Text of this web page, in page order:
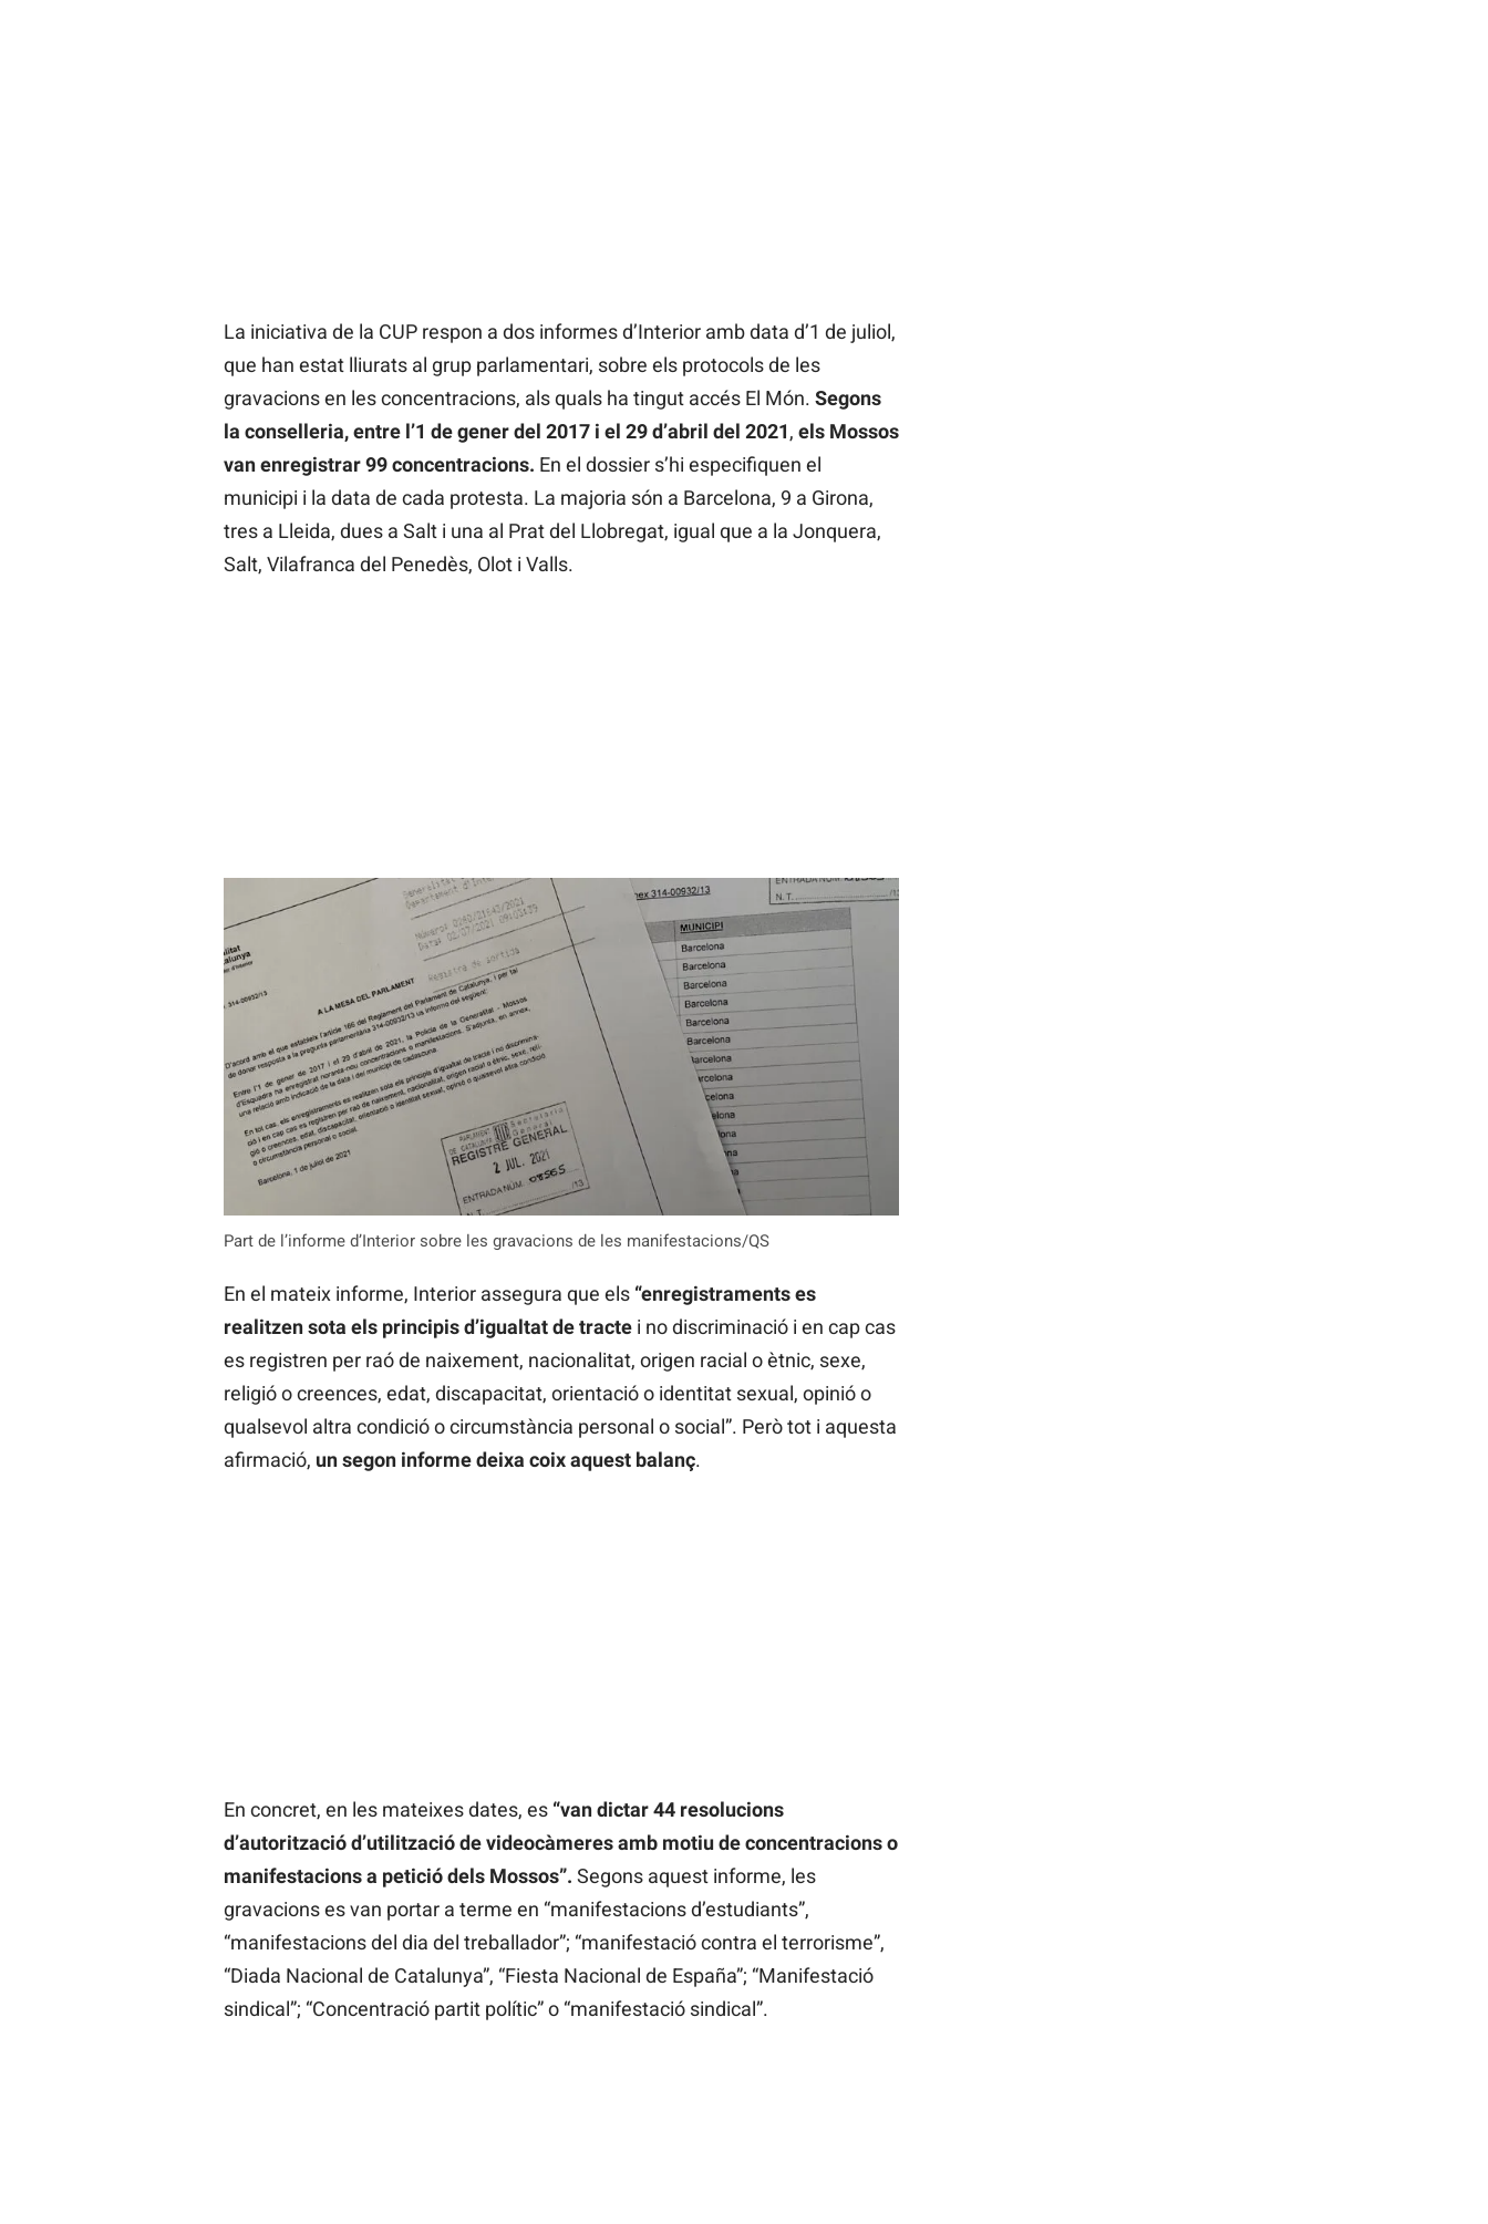
La iniciativa de la CUP respon a dos informes d’Interior amb data d’1 de juliol,
que han estat lliurats al grup parlamentari, sobre els protocols de les
gravacions en les concentracions, als quals ha tingut accés El Món. Segons
la conselleria, entre l’1 de gener del 2017 i el 29 d’abril del 2021, els Mossos
van enregistrar 99 concentracions. En el dossier s’hi especifiquen el
municipi i la data de cada protesta. La majoria són a Barcelona, 9 a Girona,
tres a Lleida, dues a Salt i una al Prat del Llobregat, igual que a la Jonquera,
Salt, Vilafranca del Penedès, Olot i Valls.
Part de l’informe d’Interior sobre les gravacions de les manifestacions/QS
En el mateix informe, Interior assegura que els“enregistraments es
realitzen sota els principis d’igualtat de tractei no discriminació i en cap cas
es registren per raó de naixement, nacionalitat, origen racial o ètnic, sexe,
religió o creences, edat, discapacitat, orientació o identitat sexual, opinió o
qualsevol altra condició o circumstància personal o social”. Però tot i aquesta
afirmació, un segon informe deixa coix aquest balanç.
En concret, en les mateixes dates, es “van dictar 44 resolucions
d’autorització d’utilització de videocàmeres amb motiu de concentracions o
manifestacions a petició dels Mossos”. Segons aquest informe, les
gravacions es van portar a terme en “manifestacions d’estudiants”,
“manifestacions del dia del treballador”; “manifestació contra el terrorisme”,
“Diada Nacional de Catalunya”, “Fiesta Nacional de España”; “Manifestació
sindical”; “Concentració partit polític” o “manifestació sindical”.